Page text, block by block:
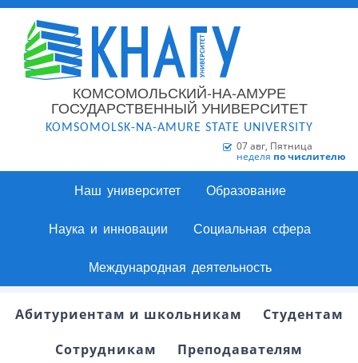
КОМСОМОЛЬСКИЙ-НА-АМУРЕ
ГОСУДАРСТВЕННЫЙ УНИВЕРСИТЕТ
KOMSOMOLSK-NA-AMURE STATE UNIVERSITY
07 авг, Пятница
неделя по числителю
Наш университет Образование
Наука и инновации Социальная сфера
Международная деятельность
Абитуриентам и школьникам
Студентам
Сотрудникам
Преподавателям